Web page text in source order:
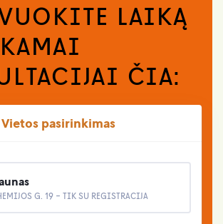
LAIKĄ
ČIA:
Vietos pasirinkimas
G. 19 - TIK SU REGISTRACIJA